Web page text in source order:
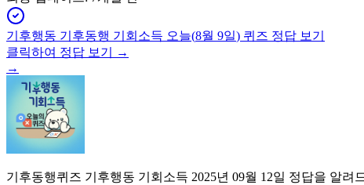
기후행동 기후동행 기회소득 오늘(8월 9일) 퀴즈 정답 보기
클릭하여 정답 보기 →
→
기후동행퀴즈 기후행동 기회소득 2025년 09월 12일 정답을 알